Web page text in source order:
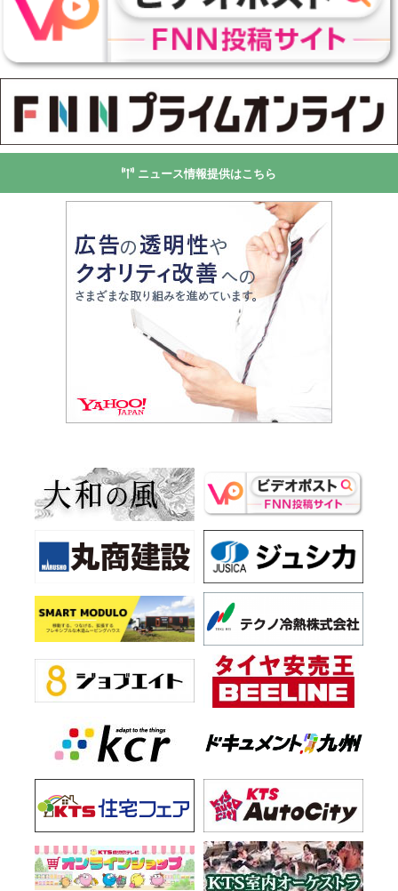
ニュース情報提供はこちら